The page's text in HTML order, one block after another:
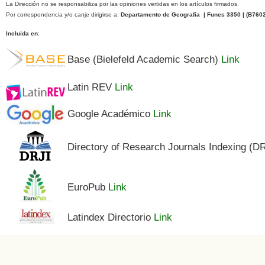
La Dirección no se responsabiliza por las opiniones vertidas en los artículos firmados.
Por correspondencia y/o canje dirigirse a: Departamento de Geografía | Funes 3350 | (
Incluida en:
Base (Bielefeld Academic Search) Link
Latin REV Link
Google Académico Link
Directory of Research Journals Indexing
EuroPub Link
Latindex Directorio Link